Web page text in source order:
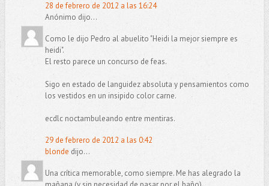
28 de febrero de 2012 a las 16:24
Anónimo dijo...
Como le dijo Pedro al abuelito "Heidi la mejor siempre es
heidi".
El resto parece un concurso de feas.
Sigo en estado de languidez absoluta y pensamientos como
los vestidos en un insipido color carne.
ecdlc noctambuleando entre mentiras.
29 de febrero de 2012 a las 0:42
blonde dijo...
Una crítica memorable, como siempre. Me has alegrado la